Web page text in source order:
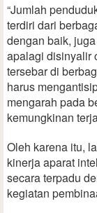
“Jumlah
terdiri dari
dengan baik,
apalagi disinyalir
tersebar di
harus
mengarah pada
kemungkinan
Oleh karena itu,
kinerja aparat
secara terpadu
kegiatan